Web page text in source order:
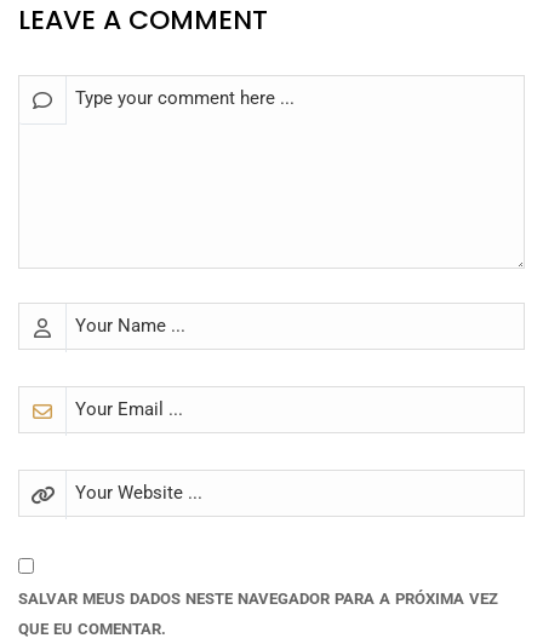
LEAVE A COMMENT
SALVAR MEUS DADOS NESTE NAVEGADOR PARA A PRÓXIMA VEZ
QUE EU COMENTAR.